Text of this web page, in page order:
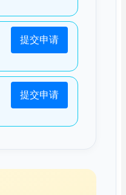
提交申请
提交申请